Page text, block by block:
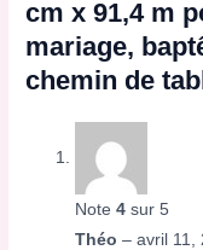
cm x 91,4 m
mariage,
chemin de
Note4 sur 5
Théo– avril 11,